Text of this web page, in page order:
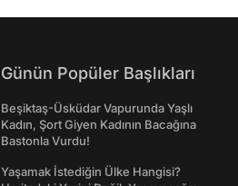
Günün Popüler Başlıkları
Beşiktaş-Üsküdar Vapurunda Yaşlı
Kadın, Şort Giyen Kadının Bacağına
Bastonla Vurdu!
Yaşamak İstediğin Ülke Hangisi?